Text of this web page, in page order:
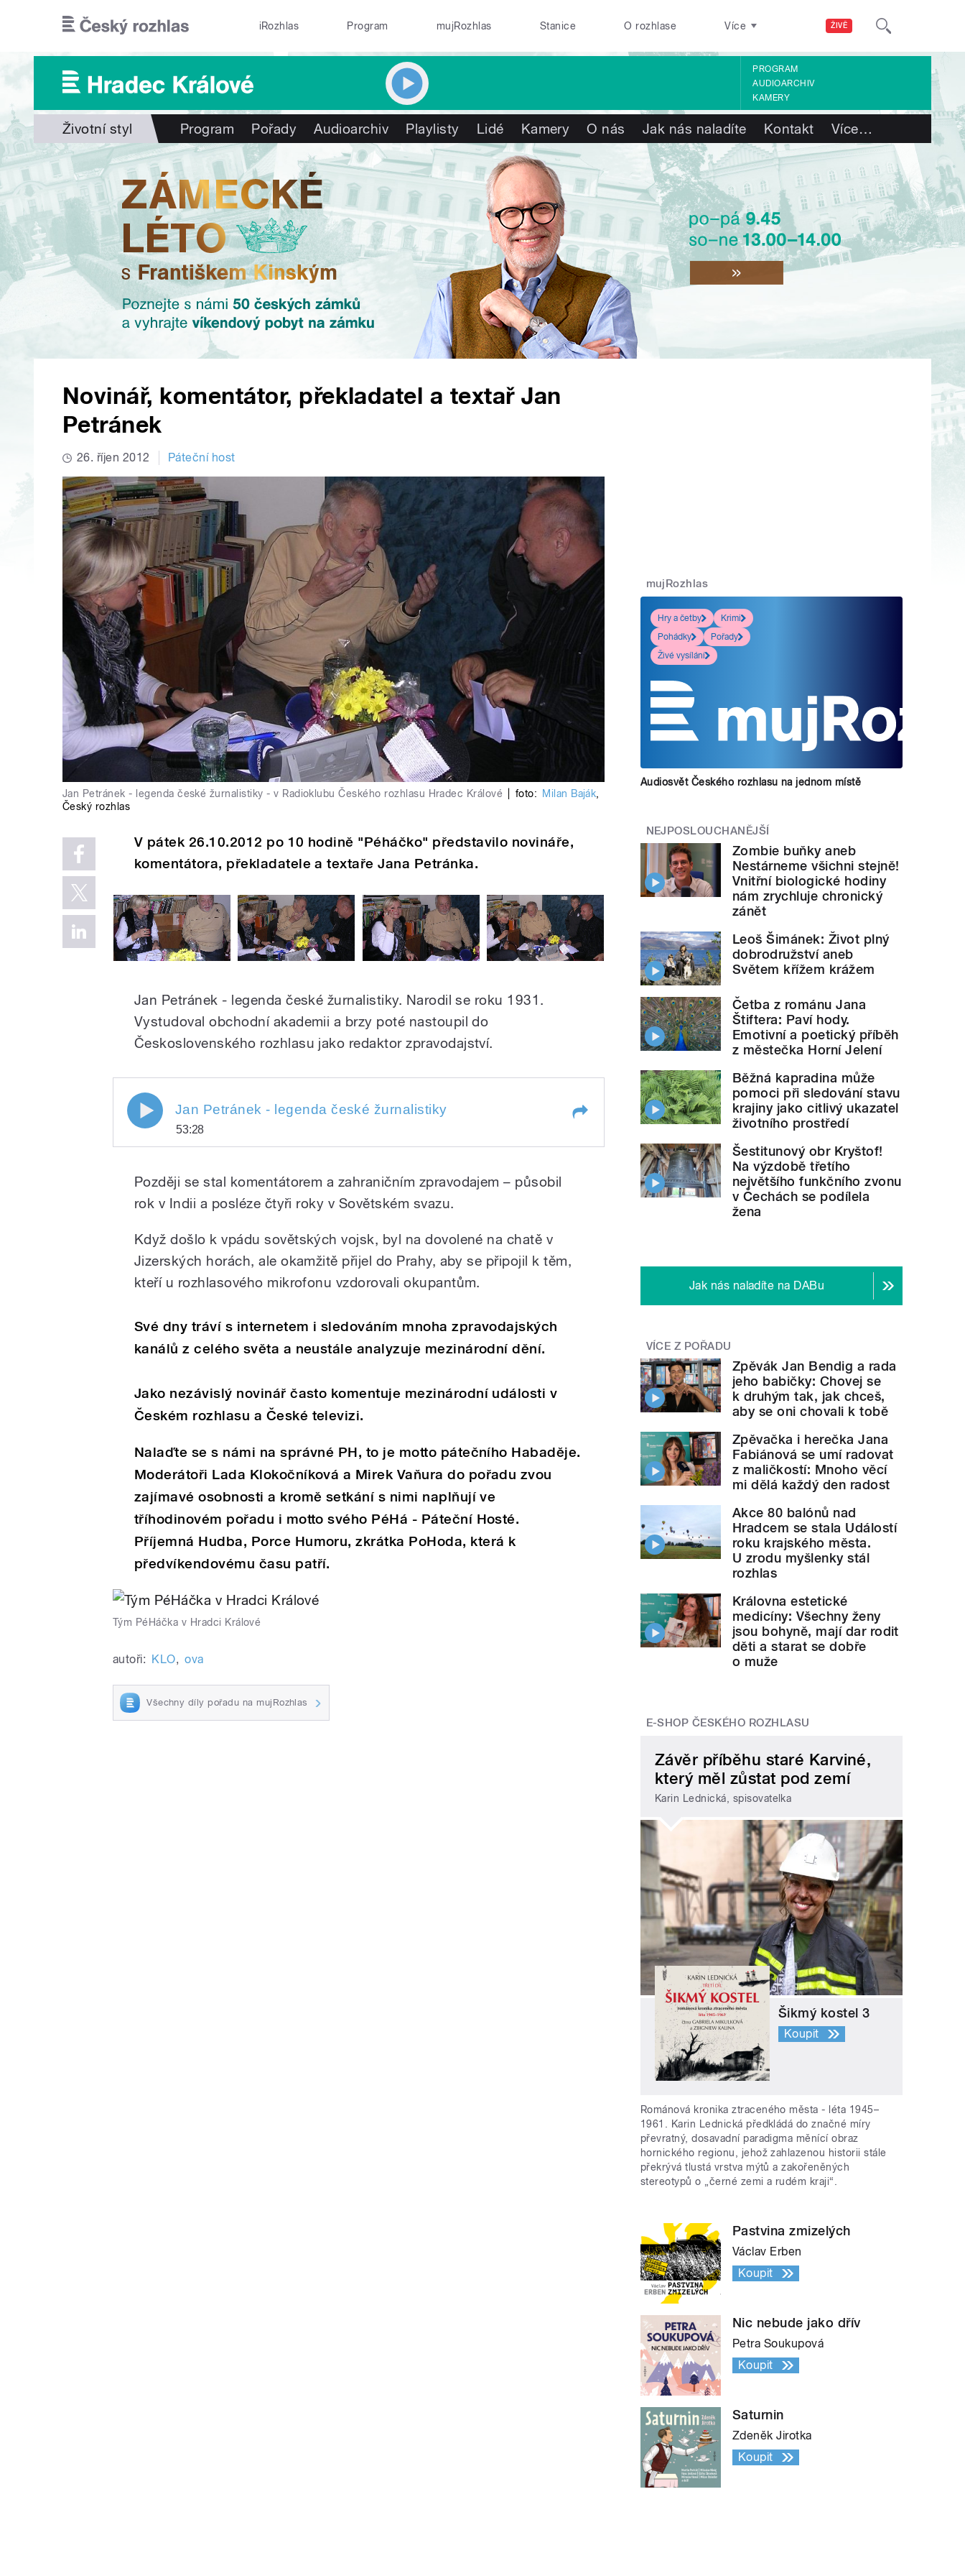
ŽIVĚ
iRozhlas Program mujRozhlas Stanice O rozhlase Více
PROGRAM
AUDIOARCHIV
KAMERY
Životní styl Program Pořady Audioarchiv Playlisty Lidé Kamery O nás Jak nás naladíte Kontakt Více…
Novinář, komentátor, překladatel a textař Jan
Petránek
26. říjen 2012 Páteční host
Jan Petránek - legenda české žurnalistiky - v Radioklubu Českého rozhlasu Hradec Králové foto: Milan Baják,
Český rozhlas
V pátek 26.10.2012 po 10 hodině "Péháčko" představilo novináře,
komentátora, překladatele a textaře Jana Petránka.
Jan Petránek - legenda české žurnalistiky. Narodil se roku 1931.
Vystudoval obchodní akademii a brzy poté nastoupil do
Československého rozhlasu jako redaktor zpravodajství.
Jan Petránek - legenda české žurnalistiky
pause
Jan Petránek - legenda české žurnalistiky
53:28
Později se stal komentátorem a zahraničním zpravodajem – působil
rok v Indii a posléze čtyři roky v Sovětském svazu.
Když došlo k vpádu sovětských vojsk, byl na dovolené na chatě v
Jizerských horách, ale okamžitě přijel do Prahy, aby se připojil k těm,
kteří u rozhlasového mikrofonu vzdorovali okupantům.
Své dny tráví s internetem i sledováním mnoha zpravodajských
kanálů z celého světa a neustále analyzuje mezinárodní dění.
Jako nezávislý novinář často komentuje mezinárodní události v
Českém rozhlasu a České televizi.
Nalaďte se s námi na správné PH, to je motto pátečního Habaděje.
Moderátoři Lada Klokočníková a Mirek Vaňura do pořadu zvou
zajímavé osobnosti a kromě setkání s nimi naplňují ve
tříhodinovém pořadu i motto svého PéHá - Páteční Hosté.
Příjemná Hudba, Porce Humoru, zkrátka PoHoda, která k
předvíkendovému času patří.
Tým PéHáčka v Hradci Králové
autoři: KLO, ova
Všechny díly pořadu na mujRozhlas
mujRozhlas
Hry a četby
Krimi
Pohádky
Pořady
Živé vysílání
Audiosvět Českého rozhlasu na jednom místě
NEJPOSLOUCHANĚJŠÍ
Zombie buňky aneb
Nestárneme všichni stejně!
Vnitřní biologické hodiny
nám zrychluje chronický
zánět
Leoš Šimánek: Život plný
dobrodružství aneb
Světem křížem krážem
Četba z románu Jana
Štiftera: Paví hody.
Emotivní a poetický příběh
z městečka Horní Jelení
Běžná kapradina může
pomoci při sledování stavu
krajiny jako citlivý ukazatel
životního prostředí
Šestitunový obr Kryštof!
Na výzdobě třetího
největšího funkčního zvonu
v Čechách se podílela
žena
Jak nás naladíte na DABu
VÍCE Z POŘADU
Zpěvák Jan Bendig a rada
jeho babičky: Chovej se
k druhým tak, jak chceš,
aby se oni chovali k tobě
Zpěvačka i herečka Jana
Fabiánová se umí radovat
z maličkostí: Mnoho věcí
mi dělá každý den radost
Akce 80 balónů nad
Hradcem se stala Událostí
roku krajského města.
U zrodu myšlenky stál
rozhlas
Královna estetické
medicíny: Všechny ženy
jsou bohyně, mají dar rodit
děti a starat se dobře
o muže
E-SHOP ČESKÉHO ROZHLASU
Závěr příběhu staré Karviné,
který měl zůstat pod zemí
Karin Lednická, spisovatelka
Šikmý kostel 3
Koupit
Románová kronika ztraceného města - léta 1945–
1961. Karin Lednická předkládá do značné míry
převratný, dosavadní paradigma měnící obraz
hornického regionu, jehož zahlazenou historii stále
překrývá tlustá vrstva mýtů a zakořeněných
stereotypů o „černé zemi a rudém kraji“.
Pastvina zmizelých
Václav Erben
Koupit
Nic nebude jako dřív
Petra Soukupová
Koupit
Saturnin
Zdeněk Jirotka
Koupit